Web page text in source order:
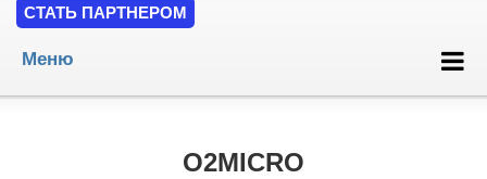
СТАТЬ ПАРТНЕРОМ
Меню
O2MICRO